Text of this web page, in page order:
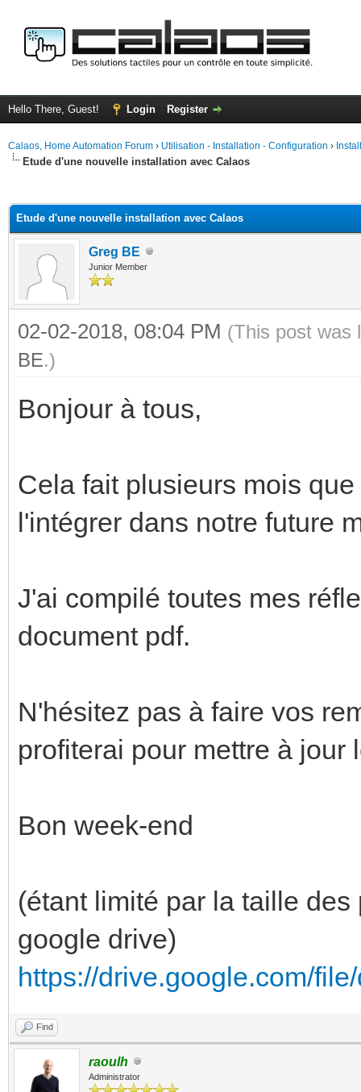
Hello There, Guest! Login Register
Calaos, Home Automation Forum › Utilisation - Installation - Configuration ›
Etude d'une nouvelle installation avec Calaos
Etude d'une nouvelle installation avec Calaos
Greg BE
Junior Member
02-02-2018, 08:04 PM (This post was
BE.)
Bonjour à tous,
Cela fait plusieurs mois
l'intégrer dans notre future
J'ai compilé toutes mes
document pdf.
N'hésitez pas à faire vos
profiterai pour mettre à jour
Bon week-end
(étant limité par la taille
google drive)
https://drive.google.com/
Find
raoulh
Administrator